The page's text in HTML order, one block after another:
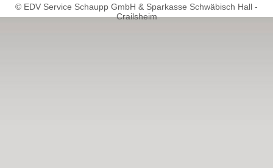
© EDV Service Schaupp GmbH & Sparkasse Schwäbisch Hall -
Crailsheim